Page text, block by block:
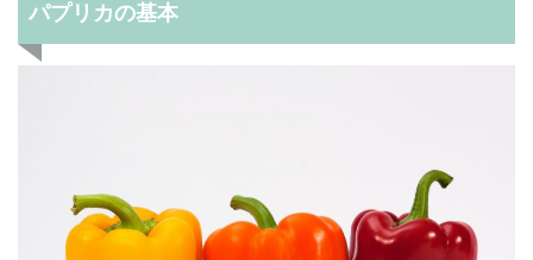
パプリカの基本